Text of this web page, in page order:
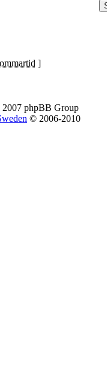
]
phpBB Group
© 2006-2010